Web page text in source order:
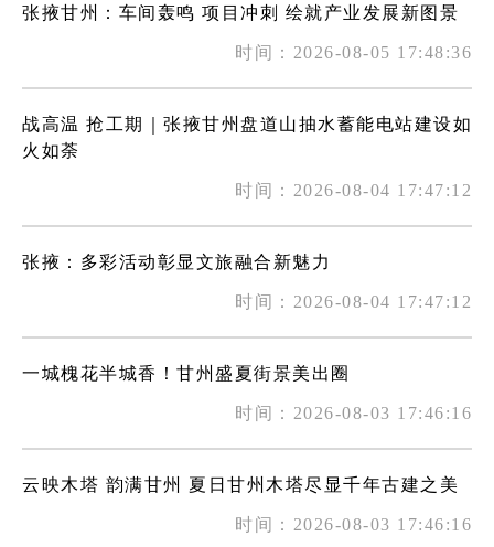
张掖甘州：车间轰鸣 项目冲刺 绘就产业发展新图景
时间：2026-08-05 17:48:36
战高温 抢工期｜张掖甘州盘道山抽水蓄能电站建设如
火如荼
时间：2026-08-04 17:47:12
张掖：多彩活动彰显文旅融合新魅力
时间：2026-08-04 17:47:12
一城槐花半城香！甘州盛夏街景美出圈
时间：2026-08-03 17:46:16
云映木塔 韵满甘州 夏日甘州木塔尽显千年古建之美
时间：2026-08-03 17:46:16